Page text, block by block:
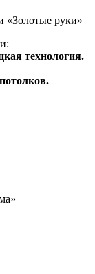
«Золотые руки»
технология.